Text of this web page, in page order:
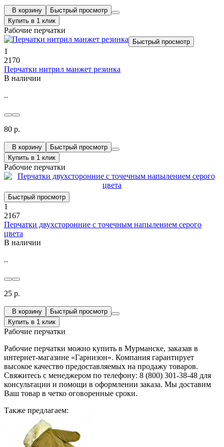
В корзину
Быстрый просмотр
Купить в 1 клик
Рабочие перчатки
Быстрый просмотр
1
2170
Перчатки нитрил манжет резинка
В наличии
..
80 р.
В корзину
Быстрый просмотр
Купить в 1 клик
Рабочие перчатки
Быстрый просмотр
1
2167
Перчатки двухсторонние с точечным напылением серого
цвета
В наличии
..
25 р.
В корзину
Быстрый просмотр
Купить в 1 клик
Рабочие перчатки
Рабочие перчатки можно купить в Мурманске, заказав в
интернет-магазине «Гарнизон». Компания гарантирует
высокое качество предоставляемых на продажу товаров.
Свяжитесь с менеджером по телефону: 8 (800) 301-38-48 для
консультации и помощи в оформлении заказа. Мы доставим
Ваш товар в четко оговоренные сроки.
Также предлагаем: